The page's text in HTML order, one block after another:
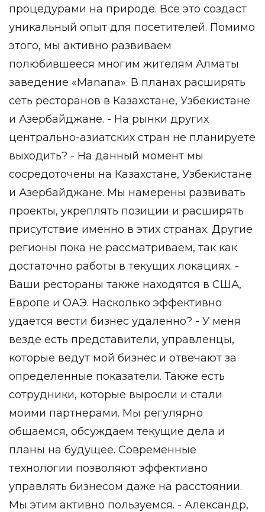
процедурами на природе. Все это создаст
уникальный опыт для посетителей. Помимо
этого, мы активно развиваем
полюбившееся многим жителям Алматы
заведение «Manana». В планах расширять
сеть ресторанов в Казахстане, Узбекистане
и Азербайджане. - На рынки других
центрально-азиатских стран не планируете
выходить? - На данный момент мы
сосредоточены на Казахстане, Узбекистане
и Азербайджане. Мы намерены развивать
проекты, укреплять позиции и расширять
присутствие именно в этих странах. Другие
регионы пока не рассматриваем, так как
достаточно работы в текущих локациях. -
Ваши рестораны также находятся в США,
Европе и ОАЭ. Насколько эффективно
удается вести бизнес удаленно? - У меня
везде есть представители, управленцы,
которые ведут мой бизнес и отвечают за
определенные показатели. Также есть
сотрудники, которые выросли и стали
моими партнерами. Мы регулярно
общаемся, обсуждаем текущие дела и
планы на будущее. Современные
технологии позволяют эффективно
управлять бизнесом даже на расстоянии.
Мы этим активно пользуемся. - Александр,